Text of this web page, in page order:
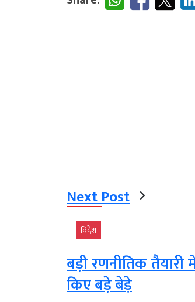
Next Post
विदेश
बड़ी रणनीतिक तैयारी
किए बड़े बेड़े